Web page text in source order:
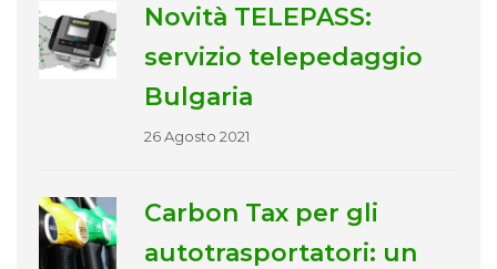
Novità TELEPASS:
servizio telepedaggio
Bulgaria
26 Agosto 2021
Carbon Tax per gli
autotrasportatori: un